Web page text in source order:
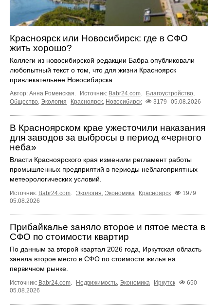
Красноярск или Новосибирск: где в СФО
жить хорошо?
Коллеги из новосибирской редакции Бабра опубликовали
любопытный текст о том, что для жизни Красноярск
привлекательнее Новосибирска.
Автор: Анна Роменская. Источник: Babr24.com Благоустройство
Общество Экология Красноярск Новосибирск 3179 05.08.2026
В Красноярском крае ужесточили наказания
для заводов за выбросы в период «черного
неба»
Власти Красноярского края изменили регламент работы
промышленных предприятий в периоды неблагоприятных
метеорологических условий.
Источник: Babr24.com Экология Экономика Красноярск
1979
05.08.2026
Прибайкалье заняло второе и пятое места в
СФО по стоимости квартир
По данным за второй квартал 2026 года, Иркутская область
заняла второе место в СФО по стоимости жилья на
первичном рынке.
Источник: Babr24.com. Недвижимость, Экономика Иркутск
650
05.08.2026